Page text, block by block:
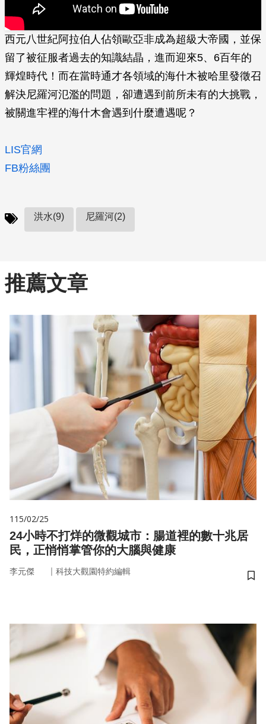
西元八世紀阿拉伯人佔領歐亞非成為超級大帝國，並保
留了被征服者過去的知識結晶，進而迎來5、6百年的
輝煌時代！而在當時通才各領域的海什木被哈里發徵召
解決尼羅河氾濫的問題，卻遭遇到前所未有的大挑戰，
被關進牢裡的海什木會遇到什麼遭遇呢？
LIS官網
FB粉絲團
洪水(9) 尼羅河(2)
推薦文章
115/02/25
24小時不打烊的微觀城市：腸道裡的數十兆居
民，正悄悄掌管你的大腦與健康
李元傑 ｜ 科技大觀園特約編輯
儲